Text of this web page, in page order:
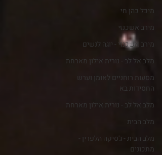
מיכל כהן חי
מירב אשכנזי
מירב אשכנזי - יוגה לנשים
מלב אל לב - נורית אילון מארחת
מסעות רוחניים לאומן וערש
החסידות בא
מלב אל לב - נורית אילון מארחת
מלב הבית
מלב הבית - ג'סיקה הלפרין -
מתכונים